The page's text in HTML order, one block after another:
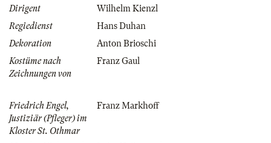
Dirigent
Wilhelm Kienzl
Regiedienst
Hans Duhan
Dekoration
Anton Brioschi
Kostüme nach
Zeichnungen von
Franz Gaul
Friedrich Engel,
Justiziär (Pfleger) im
Kloster St. Othmar
Franz Markhoff